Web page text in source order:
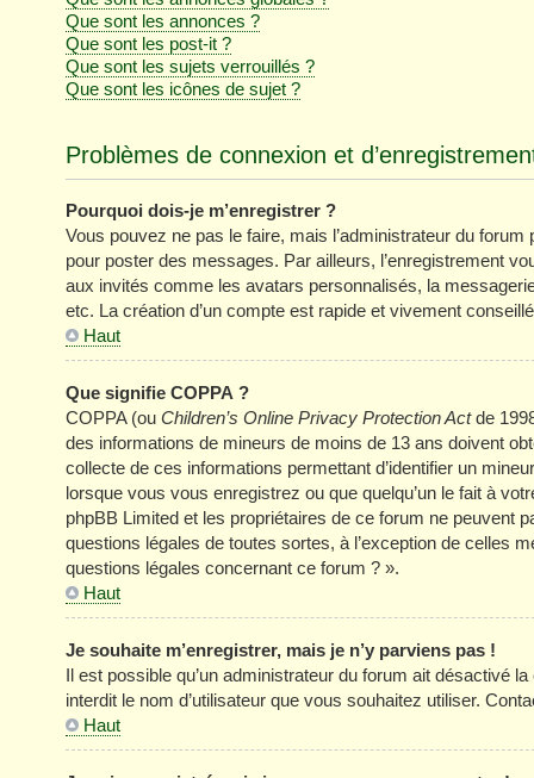
Que sont les annonces ?
Que sont les post-it ?
Que sont les sujets verrouillés ?
Que sont les icônes de sujet ?
Problèmes de connexion et
Pourquoi dois-je m’enregistrer ?
Vous pouvez ne pas le faire, mais l’administrateur du
pour poster des messages. Par ailleurs, l’enregistrement
aux invités comme les avatars personnalisés, la
etc. La création d’un compte est rapide et vivement
Haut
Que signifie COPPA ?
COPPA (ou Children’s Online Privacy Protection Actde
des informations de mineurs de moins de 13 ans doivent
collecte de ces informations permettant d’identifier un
lorsque vous vous enregistrez ou que quelqu’un le fait à
phpBB Limited et les propriétaires de ce forum ne peuvent
questions légales de toutes sortes, à l’exception de celles
questions légales concernant ce forum ? ».
Haut
Je souhaite m’enregistrer, mais je n’y parviens pas !
Il est possible qu’un administrateur du forum ait désactivé
interdit le nom d’utilisateur que vous souhaitez utiliser.
Haut